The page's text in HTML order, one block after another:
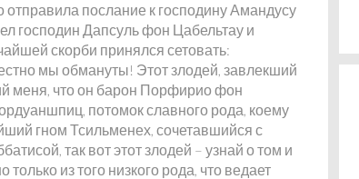
отправила послание к господину Амандусу
господин Дапсуль фон Цабельтау и
скорби принялся сетовать:
мы обмануты! Этот злодей, завлекший
меня, что он барон Порфирио фон
потомок славного рода, коему
гном Тсильменех, сочетавшийся с
так вот этот злодей – узнай о том и
из того низкого рода, что ведает